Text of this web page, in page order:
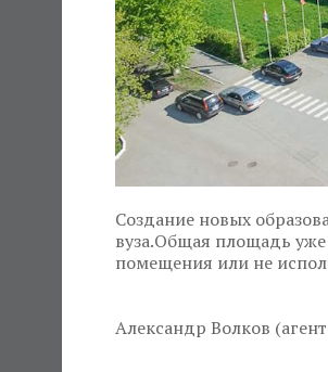
Создание новых
вуза.Общая площадь
помещения или не
Александр Волков